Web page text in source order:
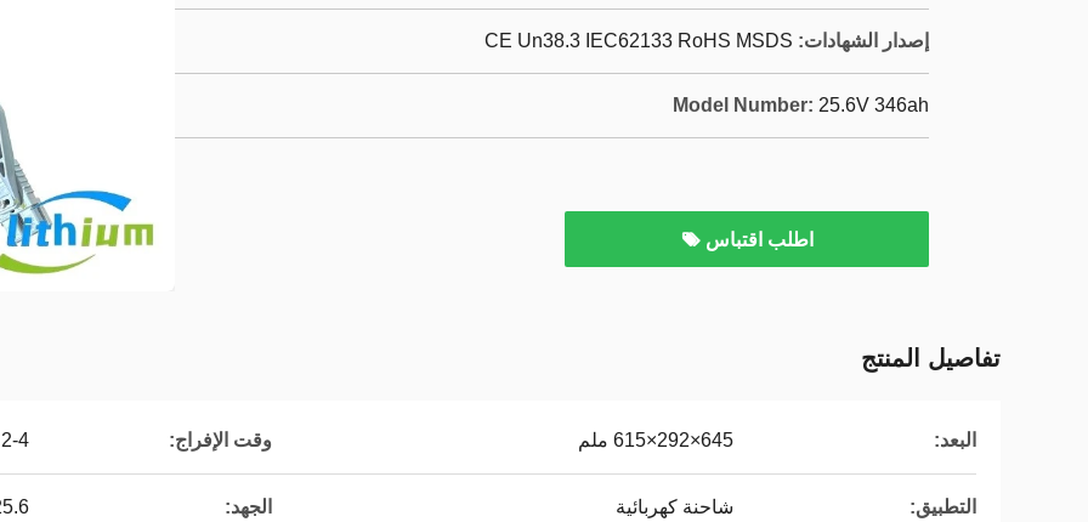
إصدار الشهادات: CE Un38.3 IEC62133 RoHS MSDS
Model Number: 25.6V 346ah
اطلب اقتباس
تفاصيل المنتج
البعد: 645×292×615 ملم وقت الإفراج: 2-4 ساعات
التطبيق: شاحنة كهربائية الجهد: 25.6